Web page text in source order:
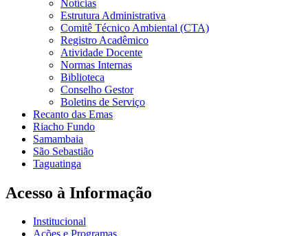
Notícias
Estrutura Administrativa
Comitê Técnico Ambiental (CTA)
Registro Acadêmico
Atividade Docente
Normas Internas
Biblioteca
Conselho Gestor
Boletins de Serviço
Recanto das Emas
Riacho Fundo
Samambaia
São Sebastião
Taguatinga
Acesso à Informação
Institucional